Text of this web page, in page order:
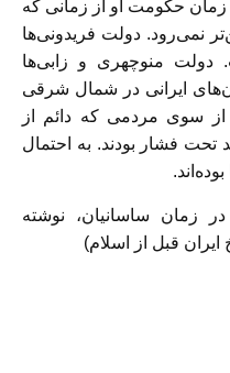
حکومت او از زمانی که
نمی‌رود. دولت فریدونی‌ها
دولت منوچهری و زابی‌ها
ایرانی در شمال شرقی
از سوی مردمی که دائم از
فشار بودند. به احتمال
در زمان ساسانیان، نوشته
قبل از اسلام)